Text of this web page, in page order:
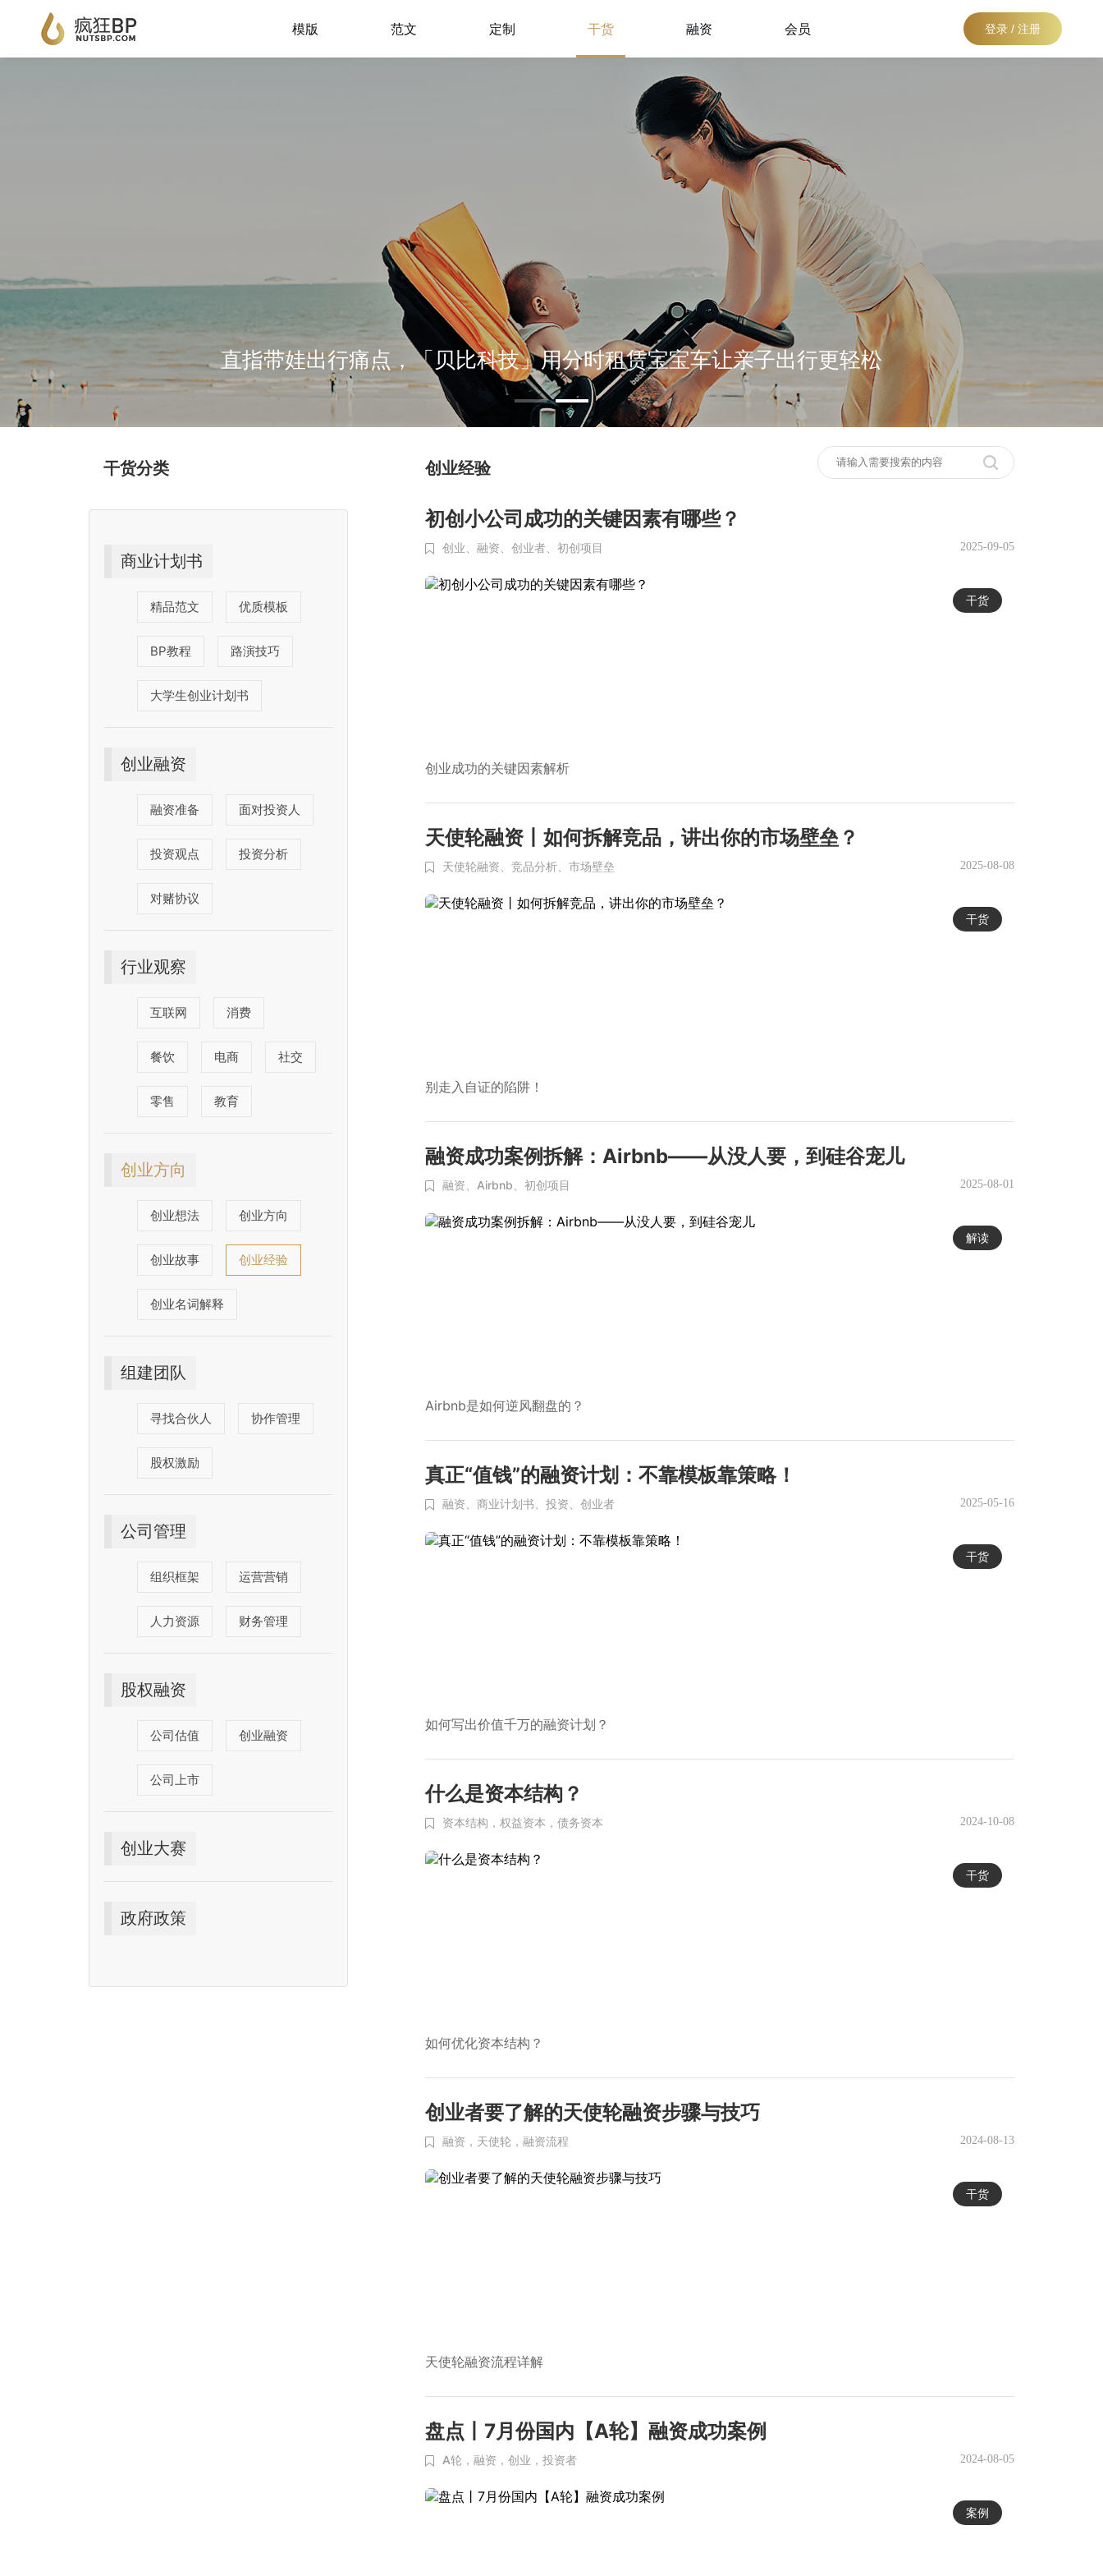
模版 范文 定制 干货 融资 会员 登录 / 注册
直指带娃出行痛点，「贝比科技」用分时租赁宝宝车让亲子出行更轻松
干货分类
商业计划书
精品范文 优质模板
BP教程 路演技巧
大学生创业计划书
创业融资
融资准备 面对投资人
投资观点 投资分析
对赌协议
行业观察
互联网 消费
餐饮 电商 社交
零售 教育
创业方向
创业想法 创业方向
创业故事 创业经验
创业名词解释
组建团队
寻找合伙人 协作管理
股权激励
公司管理
组织框架 运营营销
人力资源 财务管理
股权融资
公司估值 创业融资
公司上市
创业大赛
政府政策
创业经验
初创小公司成功的关键因素有哪些？
创业、 融资、 创业者、 初创项目 2025-09-05
干货
创业成功的关键因素解析
天使轮融资丨如何拆解竞品，讲出你的市场壁垒？
天使轮融资、 竞品分析、 市场壁垒 2025-08-08
干货
别走入自证的陷阱！
融资成功案例拆解：Airbnb——从没人要，到硅谷宠儿
融资、 Airbnb、 初创项目 2025-08-01
解读
Airbnb是如何逆风翻盘的？
真正“值钱”的融资计划：不靠模板靠策略！
融资、 商业计划书、 投资、 创业者 2025-05-16
干货
如何写出价值千万的融资计划？
什么是资本结构？
资本结构，权益资本，债务资本 2024-10-08
干货
如何优化资本结构？
创业者要了解的天使轮融资步骤与技巧
融资，天使轮，融资流程 2024-08-13
干货
天使轮融资流程详解
盘点丨7月份国内【A轮】融资成功案例
A轮，融资，创业，投资者 2024-08-05
案例